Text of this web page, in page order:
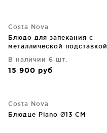
Costa Nova
Блюдо для запекания с
металлической подставкой
В наличии 6 шт.
15 900 руб
Costa Nova
Блюдце Plano Ø13 CM